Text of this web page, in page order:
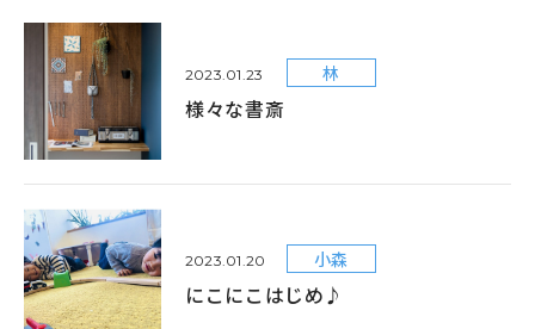
2023.01.23 林
様々な書斎
2023.01.20 小森
にこにこはじめ♪